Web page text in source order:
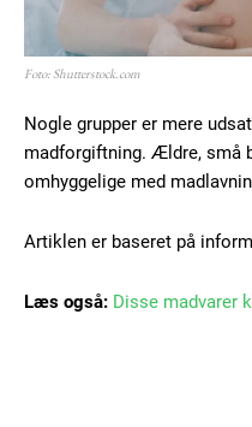
Foto: Shutterstock.com
Nogle grupper er mere
madforgiftning. Ældre, små
omhyggelige med
Artiklen er baseret på
Læs også: Disse madvarer